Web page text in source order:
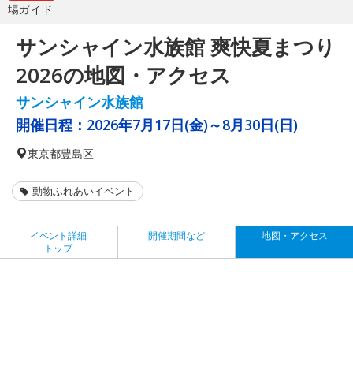
場ガイド
サンシャイン水族館 爽快夏まつり
2026の地図・アクセス
サンシャイン水族館
開催日程： 2026年7月17日(金)～8月30日(日)
東京都豊島区
動物ふれあいイベント
イベント詳細
トップ
開催期間など 地図・アクセス